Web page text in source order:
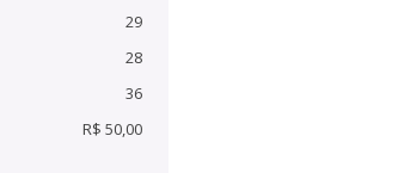
29
28
36
R$ 50,00